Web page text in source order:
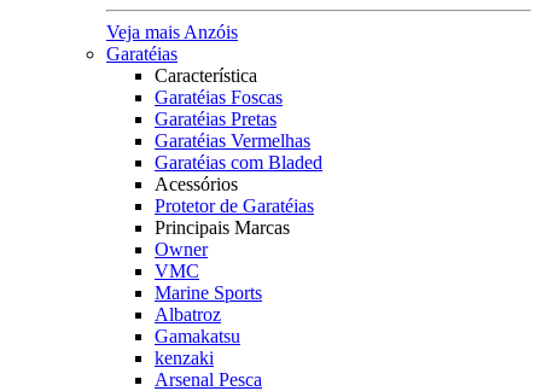
Veja mais Anzóis
Garatéias
Característica
Garatéias Foscas
Garatéias Pretas
Garatéias Vermelhas
Garatéias com Bladed
Acessórios
Protetor de Garatéias
Principais Marcas
Owner
VMC
Marine Sports
Albatroz
Gamakatsu
kenzaki
Arsenal Pesca